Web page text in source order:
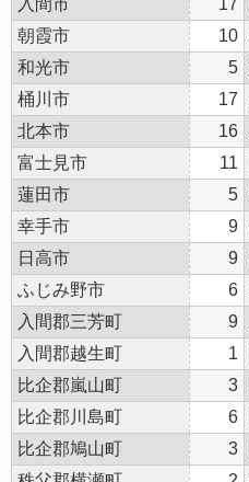
入間市
17
朝霞市
10
和光市
5
桶川市
17
北本市
16
富士見市
11
蓮田市
5
幸手市
9
日高市
9
ふじみ野市
6
入間郡三芳町
9
入間郡越生町
1
比企郡嵐山町
3
比企郡川島町
6
比企郡鳩山町
3